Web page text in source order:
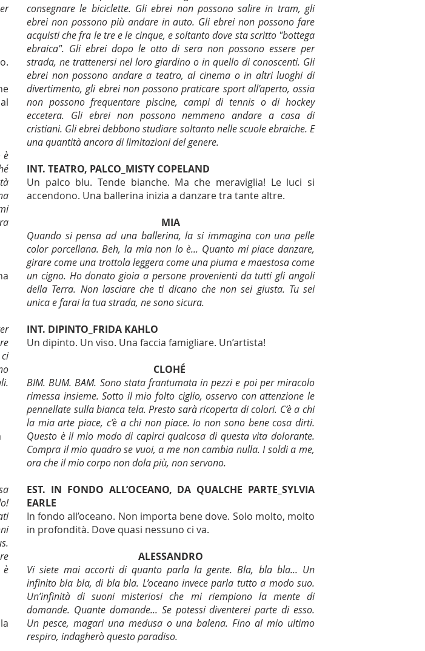
è
è
consegnare le biciclette. Gli ebrei non possono salire in tram, gli
ebrei non possono più andare in auto. Gli ebrei non possono fare
acquisti che fra le tre e le cinque, e soltanto dove sta scritto "bottega
ebraica". Gli ebrei dopo le otto di sera non possono essere per
strada, ne trattenersi nel loro giardino o in quello di conoscenti. Gli
ebrei non possono andare a teatro, al cinema o in altri luoghi di
divertimento, gli ebrei non possono praticare sport all'aperto, ossia
non possono frequentare piscine, campi di tennis o di hockey
eccetera. Gli ebrei non possono nemmeno andare a casa di
cristiani. Gli ebrei debbono studiare soltanto nelle scuole ebraiche. E
una quantità ancora di limitazioni del genere.
INT. TEATRO, PALCO_MISTY COPELAND
Un palco blu. Tende bianche. Ma che meraviglia! Le luci si
accendono. Una ballerina inizia a danzare tra tante altre.
MIA
Quando si pensa ad una ballerina, la si immagina con una pelle
color porcellana. Beh, la mia non lo è... Quanto mi piace danzare,
girare come una trottola leggera come una piuma e maestosa come
un cigno. Ho donato gioia a persone provenienti da tutti gli angoli
della Terra. Non lasciare che ti dicano che non sei giusta. Tu sei
unica e farai la tua strada, ne sono sicura.
INT. DIPINTO_FRIDA KAHLO
Un dipinto. Un viso. Una faccia famigliare. Un’artista!
CLOHÉ
BIM. BUM. BAM. Sono stata frantumata in pezzi e poi per miracolo
rimessa insieme. Sotto il mio folto ciglio, osservo con attenzione le
pennellate sulla bianca tela. Presto sarà ricoperta di colori. C’è a chi
la mia arte piace, c’è a chi non piace. Io non sono bene cosa dirti.
Questo è il mio modo di capirci qualcosa di questa vita dolorante.
Compra il mio quadro se vuoi, a me non cambia nulla. I soldi a me,
ora che il mio corpo non dola più, non servono.
EST. IN FONDO ALL’OCEANO, DA QUALCHE PARTE_SYLVIA
EARLE
In fondo all’oceano. Non importa bene dove. Solo molto, molto
in profondità. Dove quasi nessuno ci va.
ALESSANDRO
Vi siete mai accorti di quanto parla la gente. Bla, bla bla... Un
infinito bla bla, di bla bla. L’oceano invece parla tutto a modo suo.
Un’infinità di suoni misteriosi che mi riempiono la mente di
domande. Quante domande... Se potessi diventerei parte di esso.
Un pesce, magari una medusa o una balena. Fino al mio ultimo
respiro, indagherò questo paradiso.